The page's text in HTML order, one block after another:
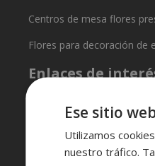
Centros de mesa flores
Flores para decoración de
Enlaces de
Condiciones generales
Política de privacidad
Política de entregas
Ese sitio
Utilizamos
nuestro tráfico.